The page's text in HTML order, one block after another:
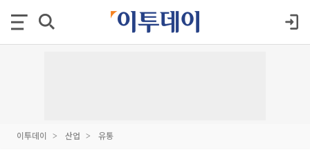
이투데이 산업 유통